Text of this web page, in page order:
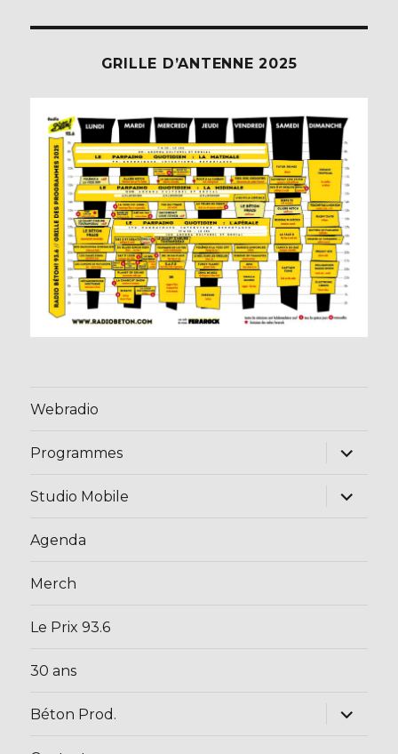
GRILLE D’ANTENNE 2025
Webradio
Programmes
ouvrir
menu
Studio Mobile
ouvrir
Agenda
Merch
Le Prix 93.6
30 ans
Béton Prod.
ouvrir